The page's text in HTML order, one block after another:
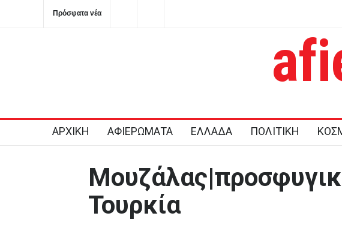
Πρόσφατα νέα
Κόσοβο: Βουλευτής της
αναπληρωτή πρωθυπουργό
ΑΡΧΙΚΗ ΑΦΙΕΡΩΜΑΤΑ ΕΛΛΑΔΑ ΠΟΛΙΤΙΚΗ
Τουρκία